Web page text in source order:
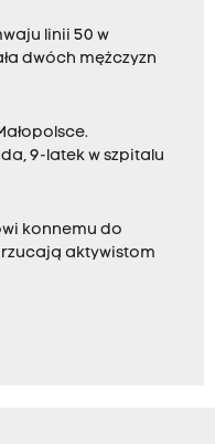
linii 50 w
dwóch mężczyzn
9-latek w szpitalu
konnemu do
aktywistom